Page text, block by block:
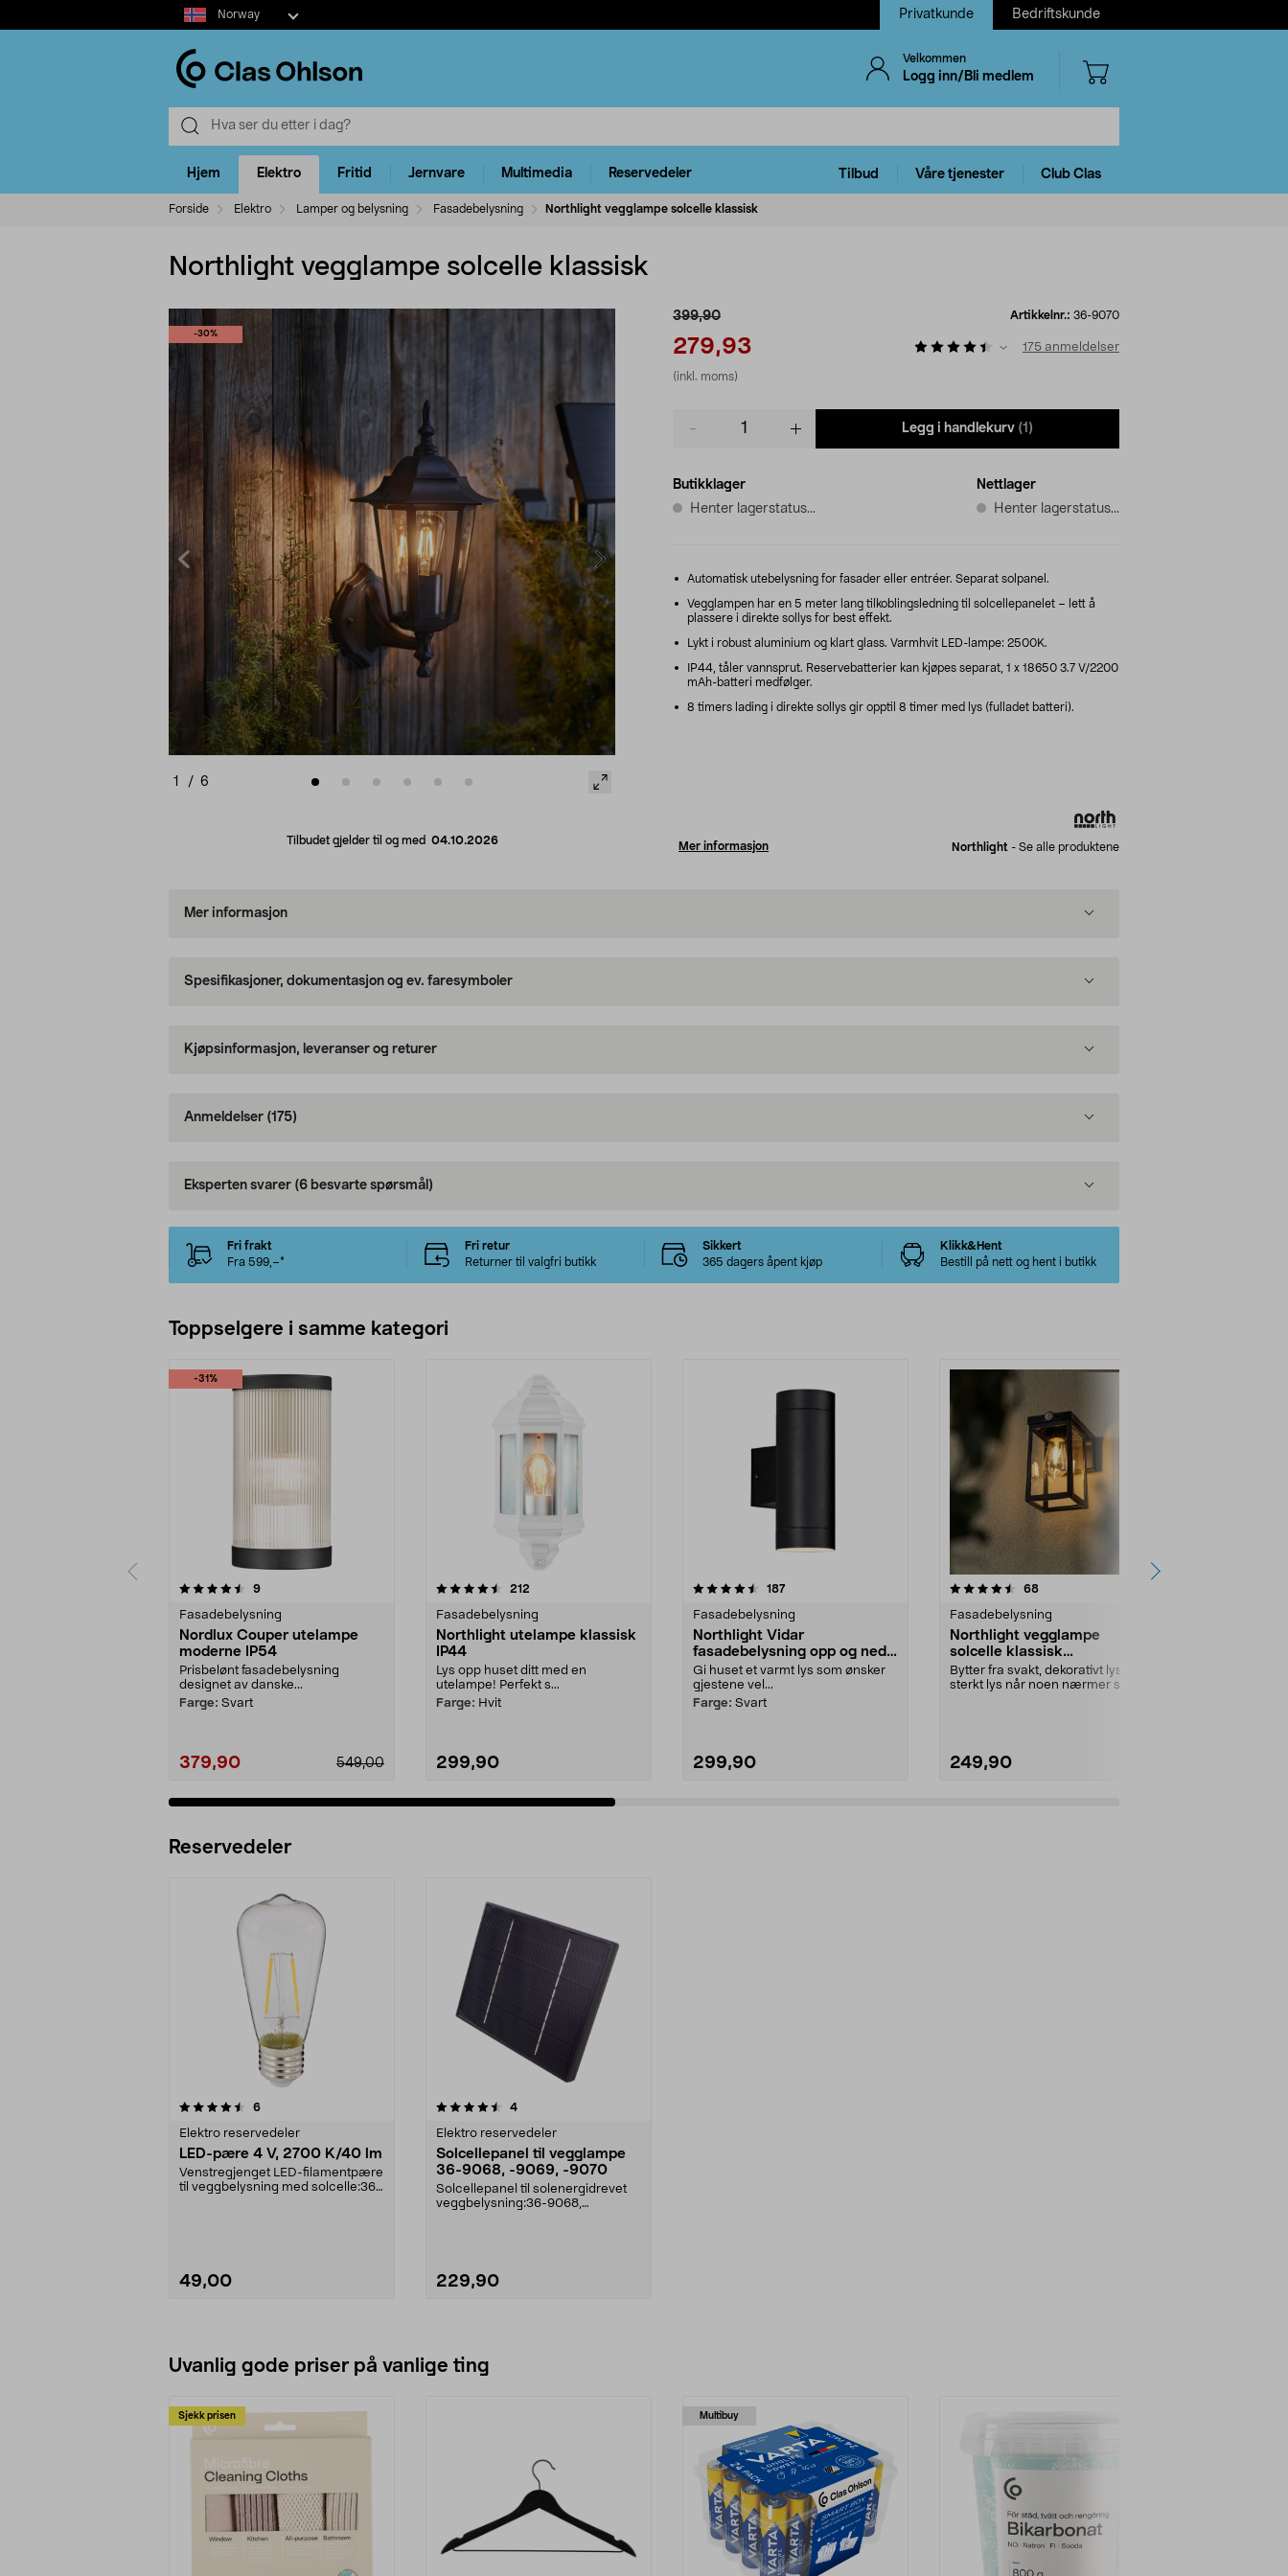
Select
market
Norway Privatkunde Bedriftskunde
Velkommen
Logg inn/Bli medlem
Hjem Elektro Fritid Jernvare Multimedia Reservedeler Tilbud Våre tjenester Club Clas
Forside Elektro Lamper og belysning Fasadebelysning Northlight vegglampe solcelle klassisk
Northlight vegglampe solcelle klassisk
-30%
1 / 6
Tilbudet gjelder til og med 04.10.2026
399,90
279,93
(inkl. moms)
Artikkelnr.: 36-9070
175 anmeldelser
Legg i handlekurv (1)
Butikklager
Henter lagerstatus...
Nettlager
Henter lagerstatus...
Automatisk utebelysning for fasader eller entréer. Separat solpanel.
Vegglampen har en 5 meter lang tilkoblingsledning til solcellepanelet – lett å
plassere i direkte sollys for best effekt.
Lykt i robust aluminium og klart glass. Varmhvit LED-lampe: 2500K.
IP44, tåler vannsprut. Reservebatterier kan kjøpes separat, 1 x 18650 3.7 V/2200
mAh-batteri medfølger.
8 timers lading i direkte sollys gir opptil 8 timer med lys (fulladet batteri).
Mer informasjon Northlight - Se alle produktene
Mer informasjon
Spesifikasjoner, dokumentasjon og ev. faresymboler
Kjøpsinformasjon, leveranser og returer
Anmeldelser (175)
Eksperten svarer (6 besvarte spørsmål)
Fri frakt
Fra 599,–*
Fri retur
Returner til valgfri butikk
Sikkert
365 dagers åpent kjøp
Klikk&Hent
Bestill på nett og hent i butikk
Toppselgere i samme kategori
-31%
9anmeldelser
Fasadebelysning
Nordlux Couper utelampe
moderne IP54
Prisbelønt fasadebelysning
designet av danske...
Farge: Svart
379,90 549,00
4.5 av 5 stjerner 212
Fasadebelysning
Northlight utelampe klassisk
IP44
Lys opp huset ditt med en
utelampe! Perfekt s...
Farge: Hvit
299,90
4.5 av 5 stjerner 187anmeldelser
Fasadebelysning
Northlight Vidar
fasadebelysning opp og ned
IP44
Gi huset et varmt lys som ønsker
gjestene vel...
Farge: Svart
299,90
4.5 av 5 stjerner 68anmeldelser
Fasadebelysning
Northlight vegglampe
solcelle klassisk
bevegelsessensor
Bytter fra svakt, dekorativt lys til
sterkt lys når noen nærmer seg
249,90
4.0 av 5 stjerner
Reservedeler
6anmeldelser
Elektro reservedeler
LED-pære 4 V, 2700 K/40 lm
Venstregjenget LED-filamentpære
til veggbelysning med solcelle:36-
49,00
4.5av 5 stjerner 4anmeldelser
Elektro reservedeler
Solcellepanel til vegglampe
36-9068, -9069, -9070
Solcellepanel til solenergidrevet
veggbelysning:36-9068,
229,90
Uvanlig gode priser på vanlige ting
Sjekk prisen Multibuy